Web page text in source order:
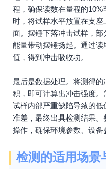
程，确保读数在量程的
时，将试样水平放置在支
面。摆锤下落冲击试样，
能量带动摆锤扬起。通过
值，得到冲击吸收功。
最后是数据处理。将测得
积，即可计算出冲击强度
试样内部严重缺陷导致的
准差，最终出具检测结果
操作，确保环境参数、设备
检测的适用场景